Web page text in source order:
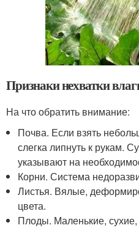
Признаки нехватки
На что обратить внимание:
Почва. Если взять
слегка липнуть к рукам.
указывают на
Корни. Система
Листья. Вялые,
цвета.
Плоды. Маленькие, сухие,